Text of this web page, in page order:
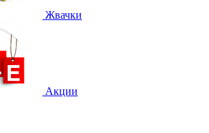
Жвачки
Акции